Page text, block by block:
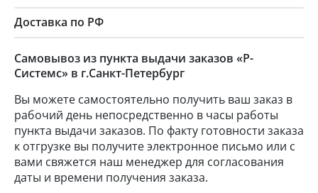
Доставка по РФ
Самовывоз из пункта выдачи заказов «Р-
Системс» в г.Санкт-Петербург
Вы можете самостоятельно получить ваш заказ в
рабочий день непосредственно в часы работы
пункта выдачи заказов. По факту готовности заказа
к отгрузке вы получите электронное письмо или с
вами свяжется наш менеджер для согласования
даты и времени получения заказа.